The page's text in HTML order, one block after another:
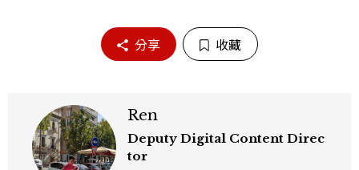
分享 收藏
Ren
Deputy Digital Content Direc
tor